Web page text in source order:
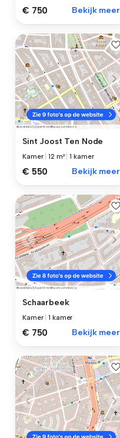
€ 750 Bekijk meer
Sint Joost Ten Node
Kamer |12 m² |1 kamer
€ 550 Bekijk meer
Schaarbeek
Kamer |1 kamer
€ 750 Bekijk meer